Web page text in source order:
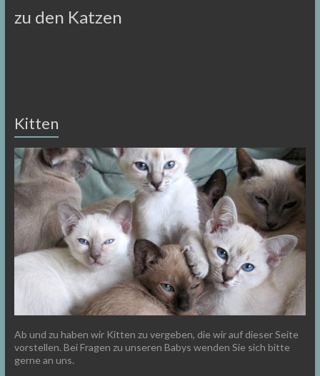
zu den Katzen
Kitten
Ab und zu haben wir Kitten zu vergeben, die wir auf dieser Seite
vorstellen. Bei Fragen zu unseren Babys wenden Sie sich bitte
gerne an uns.